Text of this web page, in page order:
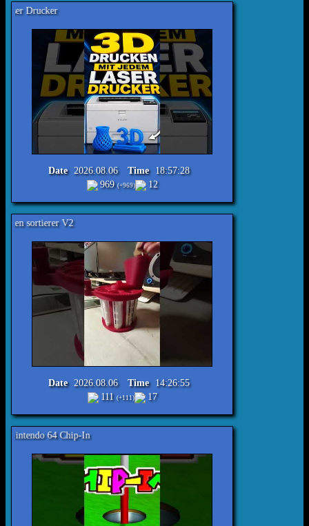
Date 2026.08.06 Time 18:57:28
969(+969) 12
Date 2026.08.06 Time 14:26:55
111 (+111) 17
In